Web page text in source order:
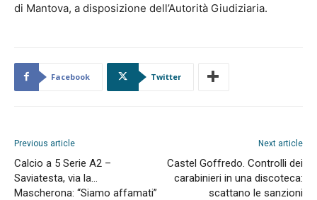
di Mantova, a disposizione dell’Autorità Giudiziaria.
Facebook Twitter
Previous article
Calcio a 5 Serie A2 –
Saviatesta, via la…
Mascherona: “Siamo affamati”
Next article
Castel Goffredo. Controlli dei
carabinieri in una discoteca:
scattano le sanzioni